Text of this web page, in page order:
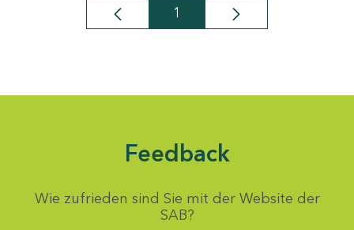
Seite
1
Feedback
Wie zufrieden sind Sie mit der Website der
SAB?